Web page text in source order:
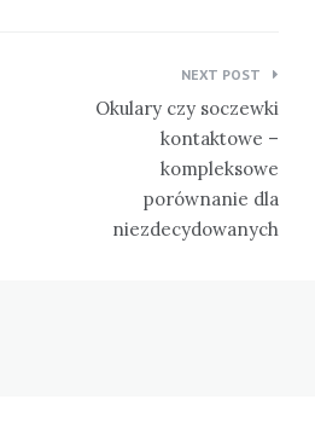
NEXT POST
Okulary czy soczewki
kontaktowe –
kompleksowe
porównanie dla
niezdecydowanych